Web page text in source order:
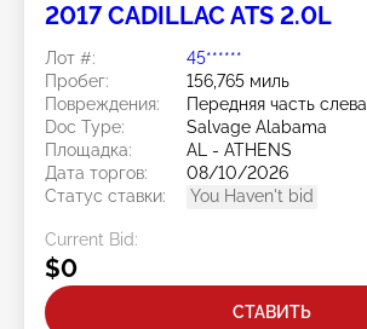
2017 CADILLAC ATS 2.0L
Лот #:
45******
Пробег:
156,765 миль
Повреждения:
Передняя часть слева
Doc Type:
Salvage Alabama
Площадка:
AL - ATHENS
Дата торгов:
08/10/2026
Статус ставки:
You Haven't bid
Current Bid:
$0
СТАВИТЬ